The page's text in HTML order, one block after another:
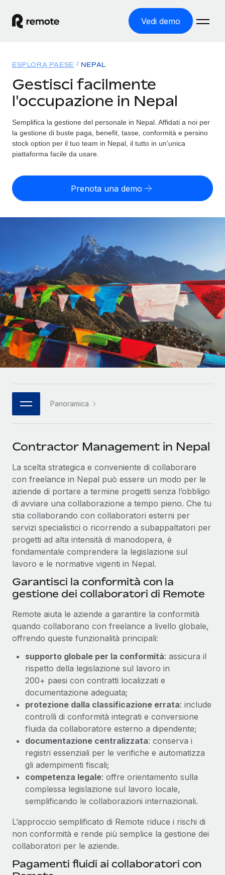
Vedi demo
ASSUMI NEL MONDO
Global Payroll
Gestisci il payroll a norma, in tutta semplicità
Employer of Record
Contractor Management
Chiedi a un esperto
Affidati agli esperti per la gestione HR e la
compliance globale
Soluzioni
COPERTURA GLOBALE
Ricerca paesi
Trova i servizi di supporto all’impiego per ogni Paese
Confronta Remote
Scopri come ci confrontiamo con gli altri
Partner tecnologici strategici
Integra l'HR globale nella tua piattaforma in modo
flessibile
CASE STUDIES
Tariffe
English
Deutsch
Español
Italiano
Português (Portugal)
日本語
한국어
中文（简体）
Login
ESPLORA PAESE NEPAL
Gestisci facilmente
l'occupazione in Nepal
Semplifica la gestione del personale in Nepal. Affidati a noi per
la gestione di buste paga, benefit, tasse, conformità e persino
stock option per il tuo team in Nepal, il tutto in un'unica
piattaforma facile da usare.
Prenota una demo
Panoramica
Contractor Management in Nepal
La scelta strategica e conveniente di collaborare
con freelance in Nepal può essere un modo per le
aziende di portare a termine progetti senza l’obbligo
di avviare una collaborazione a tempo pieno. Che tu
stia collaborando con collaboratori esterni per
servizi specialistici o ricorrendo a subappaltatori per
progetti ad alta intensità di manodopera, è
fondamentale comprendere la legislazione sul
lavoro e le normative vigenti in Nepal.
Garantisci la conformità con la
gestione dei collaboratori di Remote
Remote aiuta le aziende a garantire la conformità
quando collaborano con freelance a livello globale,
offrendo queste funzionalità principali:
supporto globale per la conformità: assicura il
rispetto della legislazione sul lavoro in
200+ paesi con contratti localizzati e
documentazione adeguata;
protezione dalla classificazione errata: include
controlli di conformità integrati e conversione
fluida da collaboratore esterno a dipendente;
documentazione centralizzata: conserva i
registri essenziali per le verifiche e automatizza
gli adempimenti fiscali;
competenza legale: offre orientamento sulla
complessa legislazione sul lavoro locale,
semplificando le collaborazioni internazionali.
L’approccio semplificato di Remote riduce i rischi di
non conformità e rende più semplice la gestione dei
collaboratori per le aziende.
Pagamenti fluidi ai collaboratori con